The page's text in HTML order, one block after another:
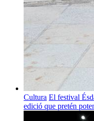
Cultura El festival
edició que pretén